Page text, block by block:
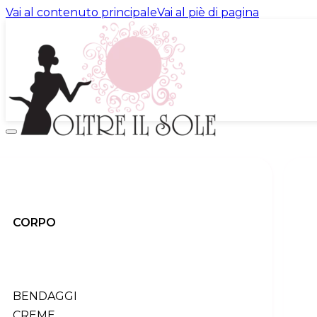
Vai al contenuto principaleVai al piè di pagina
CORPO
BENDAGGI